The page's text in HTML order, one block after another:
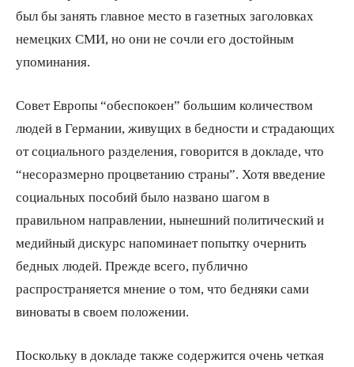
был бы занять главное место в газетных заголовках
немецких СМИ, но они не сочли его достойным
упоминания.
Совет Европы “обеспокоен” большим количеством
людей в Германии, живущих в бедности и страдающих
от социального разделения, говорится в докладе, что
“несоразмерно процветанию страны”. Хотя введение
социальных пособий было названо шагом в
правильном направлении, нынешний политический и
медийный дискурс напоминает попытку очернить
бедных людей. Прежде всего, публично
распространяется мнение о том, что бедняки сами
виноваты в своем положении.
Поскольку в докладе также содержится очень четкая